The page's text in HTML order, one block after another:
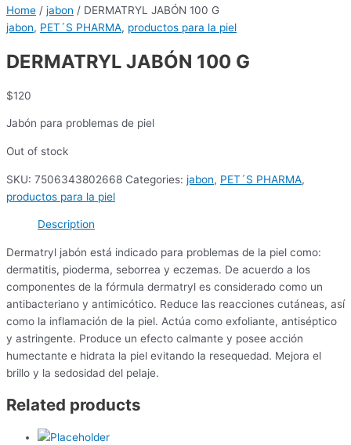
Home / jabon / DERMATRYL JABÓN 100 G
jabon, PET´S PHARMA, productos para la piel
DERMATRYL JABÓN 100 G
$120
Jabón para problemas de piel
Out of stock
SKU: 7506343802668 Categories: jabon, PET´S PHARMA,
productos para la piel
Description
Dermatryl jabón está indicado para problemas de la piel como:
dermatitis, pioderma, seborrea y eczemas. De acuerdo a los
componentes de la fórmula dermatryl es considerado como un
antibacteriano y antimicótico. Reduce las reacciones cutáneas, así
como la inflamación de la piel. Actúa como exfoliante, antiséptico
y astringente. Produce un efecto calmante y posee acción
humectante e hidrata la piel evitando la resequedad. Mejora el
brillo y la sedosidad del pelaje.
Related products